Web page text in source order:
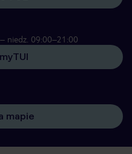
niedz. 09:00–21:00
mapie